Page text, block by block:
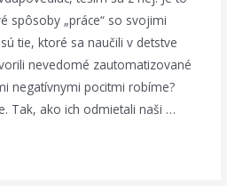
spôsoby „práce“ so svojimi
tie, ktoré sa naučili v detstve
nevedomé zautomatizované
negatívnymi pocitmi robíme?
Tak, ako ich odmietali naši …